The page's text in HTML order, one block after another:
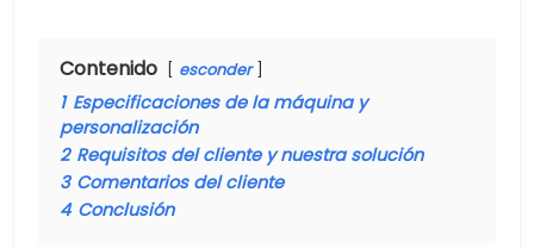
Contenido esconder
1 Especificaciones de la máquina y
personalización
2 Requisitos del cliente y nuestra solución
3 Comentarios del cliente
4 Conclusión